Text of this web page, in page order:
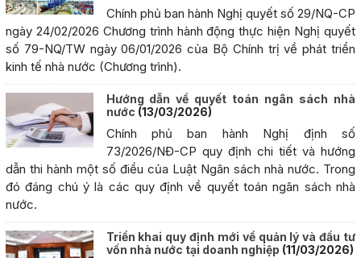
Chính phủ ban hành Nghị quyết số 29/NQ-CP
ngày 24/02/2026 Chương trình hành động thực hiện Nghị quyết
số 79-NQ/TW ngày 06/01/2026 của Bộ Chính trị về phát triển
kinh tế nhà nước (Chương trình).
Hướng dẫn về quyết toán ngân sách nhà
nước (13/03/2026)
Chính phủ ban hành Nghị định số
73/2026/NĐ-CP quy định chi tiết và hướng
dẫn thi hành một số điều của Luật Ngân sách nhà nước. Trong
đó đáng chú ý là các quy định về quyết toán ngân sách nhà
nước.
Triển khai quy định mới về quản lý và đầu tư
vốn nhà nước tại doanh nghiệp (11/03/2026)